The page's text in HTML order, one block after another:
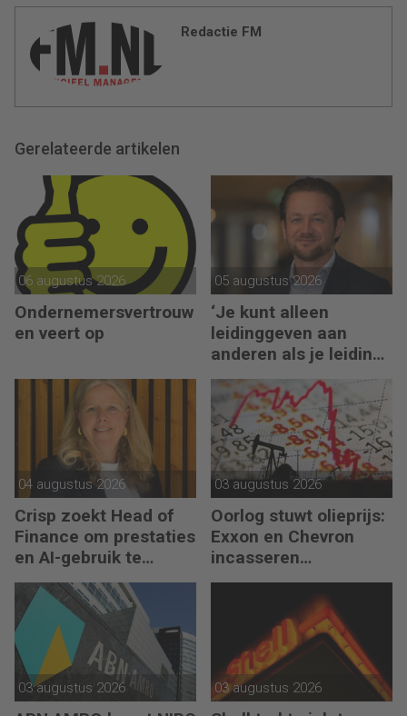
Redactie FM
Gerelateerde artikelen
06 augustus 2026
Ondernemersvertrouw
en veert op
05 augustus 2026
‘Je kunt alleen
leidinggeven aan
anderen als je leiding
kunt geven aan jezelf’
04 augustus 2026
Crisp zoekt Head of
Finance om prestaties
en AI-gebruik te
versnellen
03 augustus 2026
Oorlog stuwt olieprijs:
Exxon en Chevron
incasseren
miljardenwinsten
03 augustus 2026 03 augustus 2026